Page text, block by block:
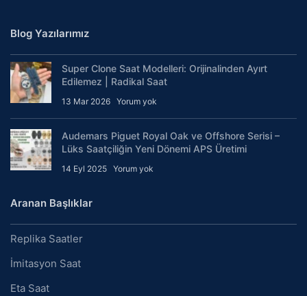
Blog Yazılarımız
Super Clone Saat Modelleri: Orijinalinden Ayırt
Edilemez | Radikal Saat
13 Mar 2026 Yorum yok
Audemars Piguet Royal Oak ve Offshore Serisi –
Lüks Saatçiliğin Yeni Dönemi APS Üretimi
14 Eyl 2025 Yorum yok
Aranan Başlıklar
Replika Saatler
İmitasyon Saat
Eta Saat